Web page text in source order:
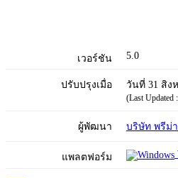
เวอร์ชัน 5.0
ปรับปรุงเมื่อ วันที่ 31 สิง
(Last Updated :
ผู้พัฒนา บริษัท พรีม่
แพลตฟอร์ม